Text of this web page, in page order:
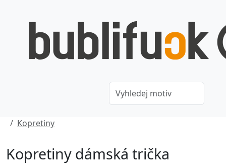
Kopretiny
Kopretiny dámská trička